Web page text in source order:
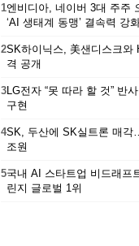
1엔비디아, 네이버 3대 주주
‘AI 생태계 동맹’ 결속력 강
2SK하이닉스, 美샌디스크와
격 공개
3LG전자 “못 따라 할 것” 반
구현
4SK, 두산에 SK실트론 매
조원
5국내 AI 스타트업 비드래프
린지 글로벌 1위